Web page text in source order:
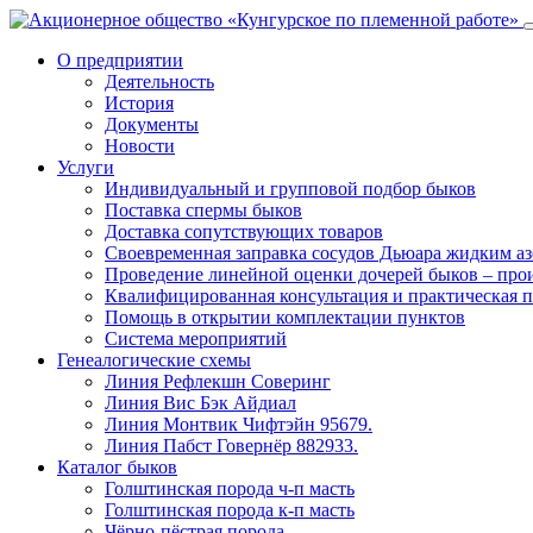
О предприятии
Деятельность
История
Документы
Новости
Услуги
Индивидуальный и групповой подбор быков
Поставка спермы быков
Доставка сопутствующих товаров
Своевременная заправка сосудов Дьюара жидким
Проведение линейной оценки дочерей быков –
Квалифицированная консультация и практическая
Помощь в открытии комплектации пунктов
Система мероприятий
Генеалогические схемы
Линия Рефлекшн Соверинг
Линия Вис Бэк Айдиал
Линия Монтвик Чифтэйн 95679.
Линия Пабст Говернёр 882933.
Каталог быков
Голштинская порода ч-п масть
Голштинская порода к-п масть